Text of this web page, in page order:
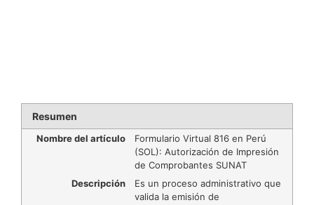
Resumen
Nombre del artículo
Formulario Virtual 816 en Perú
(SOL): Autorización de Impresión
de Comprobantes SUNAT
Descripción
Es un proceso administrativo que
valida la emisión de